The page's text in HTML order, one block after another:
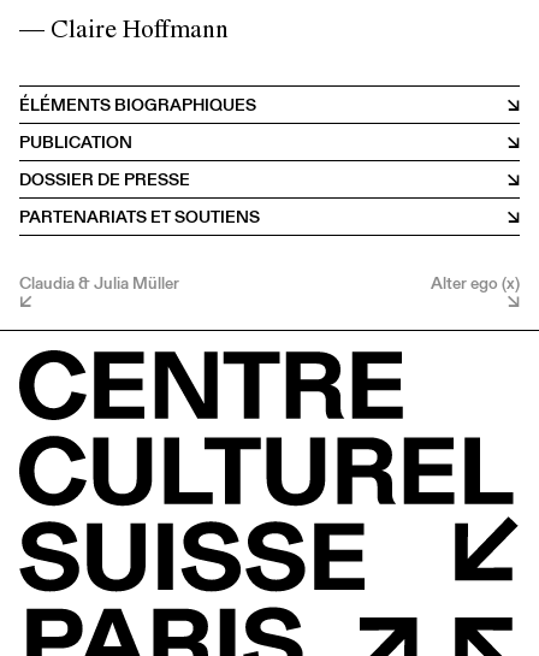
— Claire Hoffmann
ÉLÉMENTS BIOGRAPHIQUES
PUBLICATION
DOSSIER DE PRESSE
PARTENARIATS ET SOUTIENS
Claudia & Julia Müller Alter ego (x)